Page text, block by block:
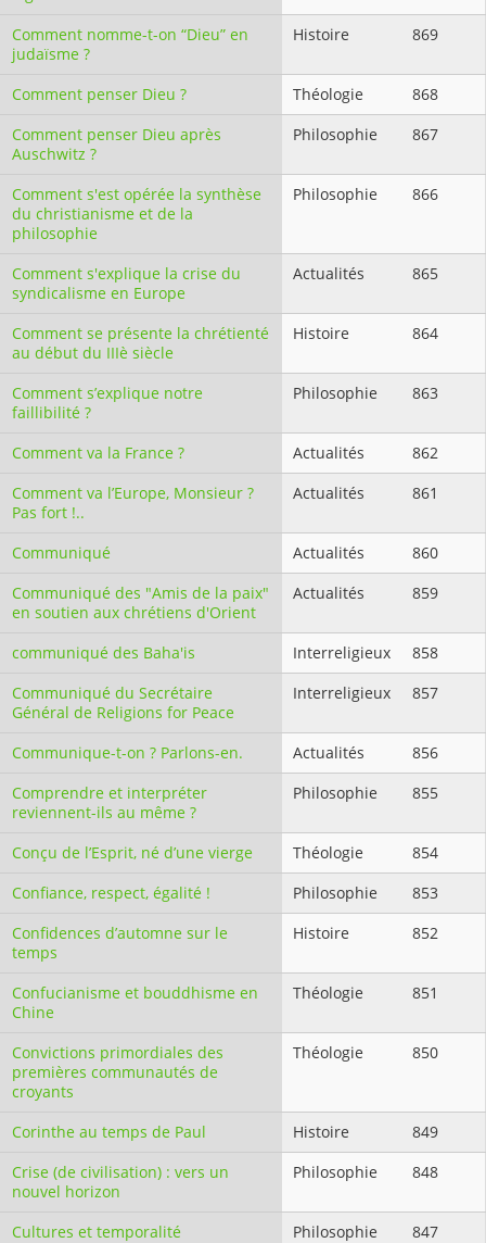
Comment nomme-t-on “Dieu” en
judaïsme ?
Histoire 869
Comment penser Dieu ? Théologie
868
Comment penser Dieu après
Auschwitz ?
Philosophie 867
Comment s'est opérée la synthèse
du christianisme et de la
philosophie
Philosophie 866
Comment s'explique la crise du
syndicalisme en Europe
Actualités 865
Comment se présente la chrétienté
au début du IIIè siècle
Histoire 864
Comment s’explique notre
faillibilité ?
Philosophie 863
Comment va la France ? Actualités
862
Comment va l’Europe, Monsieur ?
Pas fort !..
Actualités 861
Communiqué Actualités
860
Communiqué des "Amis de la paix"
en soutien aux chrétiens d'Orient
Actualités 859
communiqué des Baha'is Interreligieux
858
Communiqué du Secrétaire
Général de Religions for Peace
Interreligieux 857
Communique-t-on ? Parlons-en. Actualités
856
Comprendre et interpréter
reviennent-ils au même ?
Philosophie 855
Conçu de l’Esprit, né d’une vierge Théologie
854
Confiance, respect, égalité !
Philosophie
853
Confidences d’automne sur le
temps
Histoire 852
Confucianisme et bouddhisme en
Chine
Théologie 851
Convictions primordiales des
premières communautés de
croyants
Théologie 850
Corinthe au temps de Paul Histoire
849
Crise (de civilisation) : vers un
nouvel horizon
Philosophie 848
Cultures et temporalité Philosophie
847